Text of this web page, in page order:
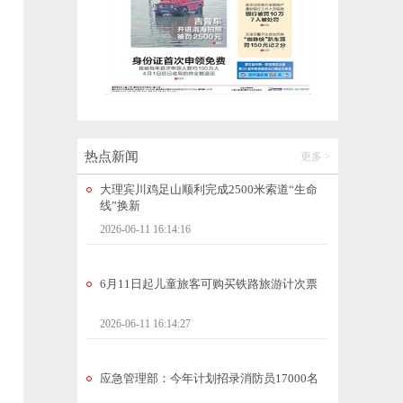
热点新闻 更多 >
舌尖、鼓了钱袋、美了日子
2026-06-11 16:14:09
大理宾川鸡足山顺利完成2500米索道“生命
6月11日起儿童旅客可购买铁路旅游计次票
2026-06-11 16:14:27
应急管理部：今年计划招录消防员17000名
2026-06-11 16:14:30
昆明滇池索道将于6月13日恢复运营